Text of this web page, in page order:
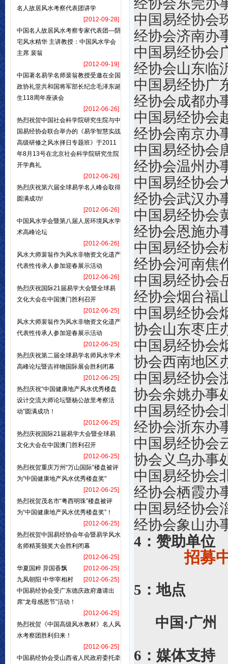
名人故居风水考察代表团讲学
[2012-09-28]
中国名人故居风水考察专家代表团—阴
宅风水精华 主讲教授：中国风水学会
主席 裴翁
[2012-09-19]
中国著名易学名师裴翁教授受邀在全国
政协礼堂共和国将军部长纪念毛泽东诞
生118周年座谈会
[2012-06-26]
热烈祝贺中国社会科学院研究生院与中
国易经协会联合举办的《易学智慧实战
高级研修之风水择日专题班》于2011
年8月13号在北京社会科学院研究生院
开学典礼
[2012-06-26]
热烈庆祝第六届全球易学名人峰会取得
圆满成功!
[2012-06-26]
中国风水学会暨第八届人居环境风水学
术高峰论坛
[2012-06-26]
风水大师裴翁作为风水非物资文化遗产
代表性传承人参加迎春展示活动
[2012-06-26]
热烈庆祝国际21届易学大会暨全球易
文化大会在中国澳门胜利召开
[2012-06-25]
风水大师裴翁作为风水非物资文化遗产
代表性传承人参加迎春展示活动
[2012-06-25]
热烈庆祝第二届全球易学名师风水学术
高峰论坛暨吉祥物国际展会胜利闭幕
[2012-06-25]
热烈庆祝“中国健康地产风水优秀楼盘
设计交流大师论坛暨杨公故里考察活
动”圆满成功！
[2012-06-25]
热烈庆祝国际21届易学大会暨全球易
文化大会在中国澳门胜利召开
[2012-06-25]
热烈祝贺重庆万州“万山国际”楼盘被评
为"中国健康地产风水优秀楼盘奖"
[2012-06-25]
热烈祝贺茂名市“粤西明珠”楼盘被评
为“中国健康地产风水优秀楼盘奖”！
[2012-06-25]
热烈祝贺中国易经协会年会暨易学风水
名师精英颁奖大会胜利闭幕
[2012-06-25]
华夏国粹 异国香飘
[2012-06-25]
九凤朝阳 中华宰相村
[2012-06-25]
中国易经协会受广东德庆政府邀请出
席“龙母感恩节”活动！
[2012-06-25]
热烈祝贺《中国高级风水教材》名人风
水考察团胜利归来！
[2012-06-25]
中国易经协会受山西省人民政府委托牵
经协会东莞办
中国易
经协会济南办
中国易
经协会山东临
中国易经协
经协会成都办
中国易
经协会南京办
中国易
经协会温州办
中国易
经协会武汉办
中国易
经协会恩施办
中国易
经协会河南焦
中国易
经协会烟台福
中国易经
协会山东枣庄
中国易经
协会西南地区
中国易
协会余姚办事
中国易
经协会浙东办
中国易经协会
协会义乌办事
中国易
经协会栖霞办
中国易
经协会象山办
4： 赞助单位
招募
5：地点
中国·广州
6： 媒体支持